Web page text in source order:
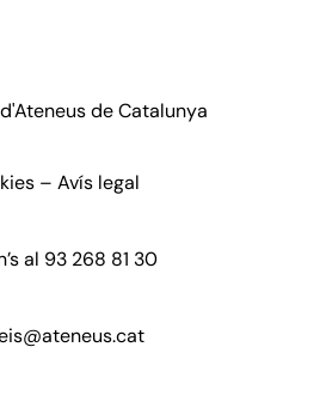
de Catalunya
– Avís legal
al 93 268 81 30